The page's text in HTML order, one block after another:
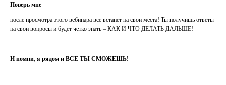
Поверь мне
после просмотра этого вебинара все встанет на свои места! Ты получишь ответы
на свои вопросы и будет четко знать – КАК И ЧТО ДЕЛАТЬ ДАЛЬШЕ!
И помни, я рядом и ВСЕ ТЫ СМОЖЕШЬ!